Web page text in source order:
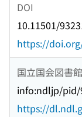
DOI
10.11501/
https://
国立国会図書
info:ndljp/pid/
https://